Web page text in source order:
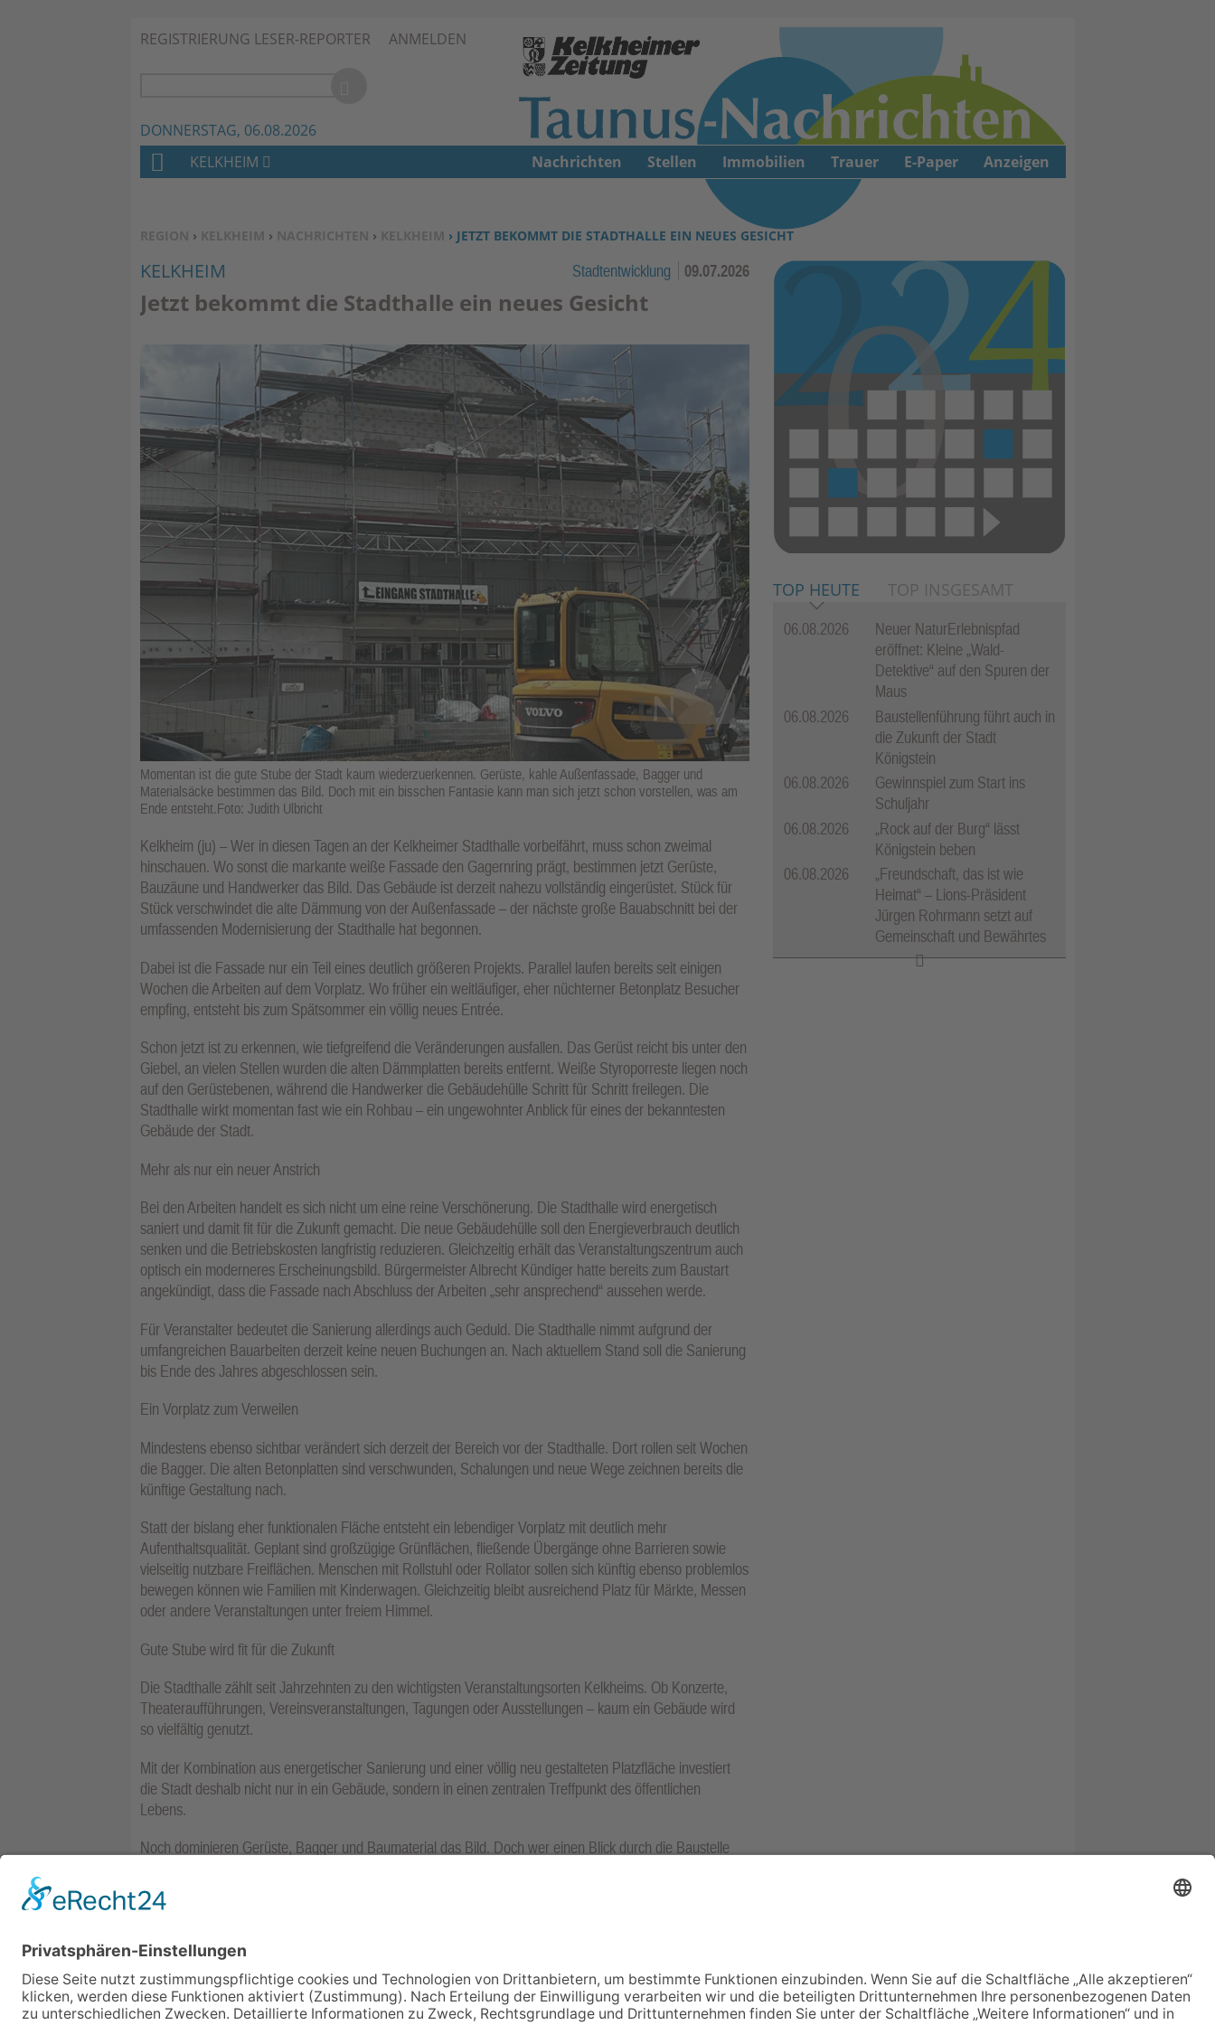
Zum Inhalt springen ↓
REGISTRIERUNG LESER-REPORTER ANMELDEN
DONNERSTAG, 06.08.2026
SIE BEFINDEN SICH HIER:
REGION › KELKHEIM › NACHRICHTEN › KELKHEIM › JETZT BEKOMMT DIE STADTHALLE EIN NEUES GESICHT
KELKHEIM Stadtentwicklung 09.07.2026
Jetzt bekommt die Stadthalle ein neues Gesicht
Momentan ist die gute Stube der Stadt kaum wiederzuerkennen. Gerüste, kahle Außenfassade, Bagger und
Materialsäcke bestimmen das Bild. Doch mit ein bisschen Fantasie kann man sich jetzt schon vorstellen, was am
Ende entsteht.Foto: Judith Ulbricht
Kelkheim (ju) – Wer in diesen Tagen an der Kelkheimer Stadthalle vorbeifährt, muss schon zweimal
hinschauen. Wo sonst die markante weiße Fassade den Gagernring prägt, bestimmen jetzt Gerüste,
Bauzäune und Handwerker das Bild. Das Gebäude ist derzeit nahezu vollständig eingerüstet. Stück für
Stück verschwindet die alte Dämmung von der Außenfassade – der nächste große Bauabschnitt bei der
umfassenden Modernisierung der Stadthalle hat begonnen.
Dabei ist die Fassade nur ein Teil eines deutlich größeren Projekts. Parallel laufen bereits seit einigen
Wochen die Arbeiten auf dem Vorplatz. Wo früher ein weitläufiger, eher nüchterner Betonplatz Besucher
empfing, entsteht bis zum Spätsommer ein völlig neues Entrée.
Schon jetzt ist zu erkennen, wie tiefgreifend die Veränderungen ausfallen. Das Gerüst reicht bis unter den
Giebel, an vielen Stellen wurden die alten Dämmplatten bereits entfernt. Weiße Styroporreste liegen noch
auf den Gerüstebenen, während die Handwerker die Gebäudehülle Schritt für Schritt freilegen. Die
Stadthalle wirkt momentan fast wie ein Rohbau – ein ungewohnter Anblick für eines der bekanntesten
Gebäude der Stadt.
Mehr als nur ein neuer Anstrich
Bei den Arbeiten handelt es sich nicht um eine reine Verschönerung. Die Stadthalle wird energetisch
saniert und damit fit für die Zukunft gemacht. Die neue Gebäudehülle soll den Energieverbrauch deutlich
senken und die Betriebskosten langfristig reduzieren. Gleichzeitig erhält das Veranstaltungszentrum auch
optisch ein moderneres Erscheinungsbild. Bürgermeister Albrecht Kündiger hatte bereits zum Baustart
angekündigt, dass die Fassade nach Abschluss der Arbeiten „sehr ansprechend“ aussehen werde.
Für Veranstalter bedeutet die Sanierung allerdings auch Geduld. Die Stadthalle nimmt aufgrund der
umfangreichen Bauarbeiten derzeit keine neuen Buchungen an. Nach aktuellem Stand soll die Sanierung
bis Ende des Jahres abgeschlossen sein.
Ein Vorplatz zum Verweilen
Mindestens ebenso sichtbar verändert sich derzeit der Bereich vor der Stadthalle. Dort rollen seit Wochen
die Bagger. Die alten Betonplatten sind verschwunden, Schalungen und neue Wege zeichnen bereits die
künftige Gestaltung nach.
Statt der bislang eher funktionalen Fläche entsteht ein lebendiger Vorplatz mit deutlich mehr
Aufenthaltsqualität. Geplant sind großzügige Grünflächen, fließende Übergänge ohne Barrieren sowie
vielseitig nutzbare Freiflächen. Menschen mit Rollstuhl oder Rollator sollen sich künftig ebenso problemlos
bewegen können wie Familien mit Kinderwagen. Gleichzeitig bleibt ausreichend Platz für Märkte, Messen
oder andere Veranstaltungen unter freiem Himmel.
Gute Stube wird fit für die Zukunft
Die Stadthalle zählt seit Jahrzehnten zu den wichtigsten Veranstaltungsorten Kelkheims. Ob Konzerte,
Theateraufführungen, Vereinsveranstaltungen, Tagungen oder Ausstellungen – kaum ein Gebäude wird
so vielfältig genutzt.
Mit der Kombination aus energetischer Sanierung und einer völlig neu gestalteten Platzfläche investiert
die Stadt deshalb nicht nur in ein Gebäude, sondern in einen zentralen Treffpunkt des öffentlichen
Lebens.
Noch dominieren Gerüste, Bagger und Baumaterial das Bild. Doch wer einen Blick durch die Baustelle
neue Vorplatz fertiggestellt ist, dürfte die Stadthalle kaum wiederzuerkennen sein – moderner, einladender
und deutlich nachhaltiger als bisher.
TOP HEUTE TOP INSGESAMT
06.08.2026
Neuer NaturErlebnispfad
eröffnet: Kleine „Wald-
Detektive“ auf den Spuren der
Maus
06.08.2026
Baustellenführung führt auch in
die Zukunft der Stadt
Königstein
06.08.2026
Gewinnspiel zum Start ins
Schuljahr
06.08.2026
„Rock auf der Burg“ lässt
Königstein beben
06.08.2026
„Freundschaft, das ist wie
Heimat“ – Lions-Präsident
Jürgen Rohrmann setzt auf
Gemeinschaft und Bewährtes
H
M
E
KELKHEIM Nachrichten Stellen Immobilien Trauer E-Paper Anzeigen
NACH OBEN